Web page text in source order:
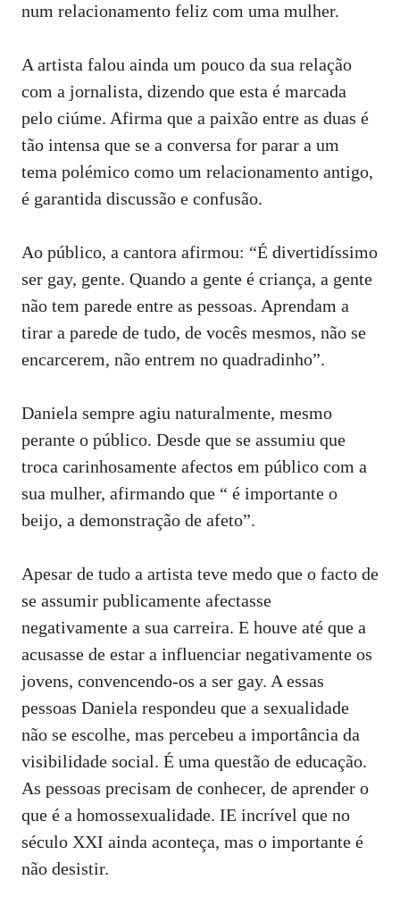
num relacionamento feliz com uma mulher.
A artista falou ainda um pouco da sua relação
com a jornalista, dizendo que esta é marcada
pelo ciúme. Afirma que a paixão entre as duas é
tão intensa que se a conversa for parar a um
tema polémico como um relacionamento antigo,
é garantida discussão e confusão.
Ao público, a cantora afirmou: “É divertidíssimo
ser gay, gente. Quando a gente é criança, a gente
não tem parede entre as pessoas. Aprendam a
tirar a parede de tudo, de vocês mesmos, não se
encarcerem, não entrem no quadradinho”.
Daniela sempre agiu naturalmente, mesmo
perante o público. Desde que se assumiu que
troca carinhosamente afectos em público com a
sua mulher, afirmando que “ é importante o
beijo, a demonstração de afeto”.
Apesar de tudo a artista teve medo que o facto de
se assumir publicamente afectasse
negativamente a sua carreira. E houve até que a
acusasse de estar a influenciar negativamente os
jovens, convencendo-os a ser gay. A essas
pessoas Daniela respondeu que a sexualidade
não se escolhe, mas percebeu a importância da
visibilidade social. É uma questão de educação.
As pessoas precisam de conhecer, de aprender o
que é a homossexualidade. IE incrível que no
século XXI ainda aconteça, mas o importante é
não desistir.